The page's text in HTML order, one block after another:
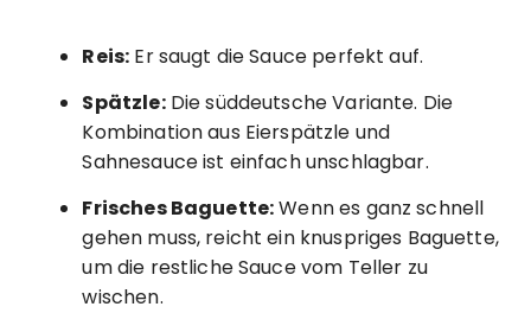
Reis: Er saugt die Sauce perfekt auf.
Spätzle:Die süddeutsche Variante. Die
Kombination aus Eierspätzle und
Sahnesauce ist einfach unschlagbar.
Frisches Baguette:Wenn es ganz schnell
gehen muss, reicht ein knuspriges Baguette,
um die restliche Sauce vom Teller zu
wischen.